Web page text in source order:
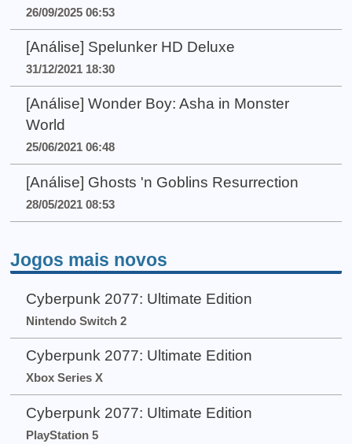
26/09/2025 06:53
[Análise] Spelunker HD Deluxe
31/12/2021 18:30
[Análise] Wonder Boy: Asha in Monster
World
25/06/2021 06:48
[Análise] Ghosts 'n Goblins Resurrection
28/05/2021 08:53
Jogos mais novos
Cyberpunk 2077: Ultimate Edition
Nintendo Switch 2
Cyberpunk 2077: Ultimate Edition
Xbox Series X
Cyberpunk 2077: Ultimate Edition
PlayStation 5